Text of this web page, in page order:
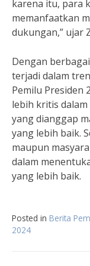
karena itu, para
memanfaatkan
dukungan,” ujar
Dengan
terjadi dalam
Pemilu Presiden
lebih kritis
yang dianggap
yang lebih baik.
maupun
dalam
yang lebih baik.
Posted in Berita
2024